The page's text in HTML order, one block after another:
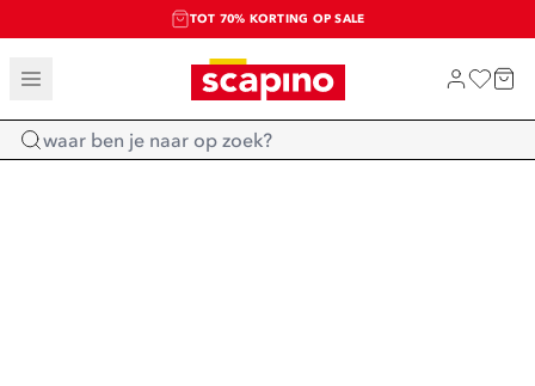
TOT 70% KORTING OP SALE
SALE: LAATSTE KANS!
SHOP NIEUW
Home